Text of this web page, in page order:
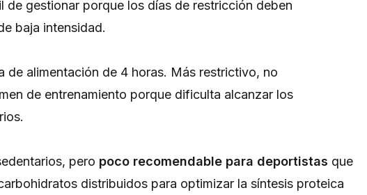
gestionar porque los días de restricción deben
baja intensidad.
de alimentación de 4 horas. Más restrictivo, no
de entrenamiento porque dificulta alcanzar los
pero poco recomendable para deportistas que
distribuidos para optimizar la síntesis proteica